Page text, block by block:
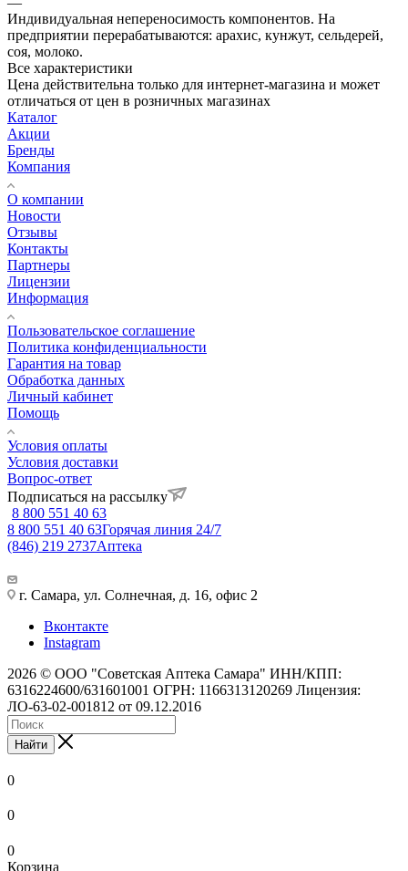
Индивидуальная непереносимость компонентов. На
предприятии перерабатываются: арахис, кунжут, сельдерей,
соя, молоко.
Все характеристики
Цена действительна только для интернет-магазина и может
отличаться от цен в розничных магазинах
Каталог
Акции
Бренды
Компания
О компании
Новости
Отзывы
Контакты
Партнеры
Лицензии
Информация
Пользовательское соглашение
Политика конфиденциальности
Гарантия на товар
Обработка данных
Личный кабинет
Помощь
Условия оплаты
Условия доставки
Вопрос-ответ
Подписаться на рассылку
8 800 551 40 63
8 800 551 40 63Горячая линия 24/7
(846) 219 2737Аптека
г. Самара, ул. Солнечная, д. 16, офис 2
Вконтакте
Instagram
2026 © ООО "Советская Аптека Самара" ИНН/КПП:
6316224600/631601001 ОГРН: 1166313120269 Лицензия:
ЛО-63-02-001812 от 09.12.2016
Найти
0
0
0
Корзина